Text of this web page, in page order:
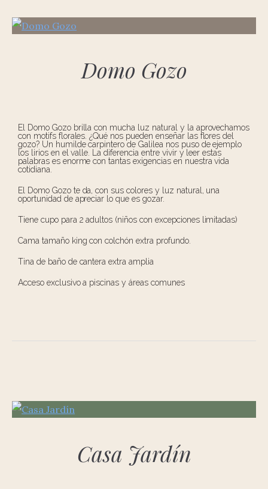
Domo Gozo
El Domo Gozo brilla con mucha luz natural y la aprovechamos
con motifs florales. ¿Qué nos pueden enseñar las flores del
gozo? Un humilde carpintero de Galilea nos puso de ejemplo
los lirios en el valle. La diferencia entre vivir y leer estas
palabras es enorme con tantas exigencias en nuestra vida
cotidiana.
El Domo Gozo te da, con sus colores y luz natural, una
oportunidad de apreciar lo que es gozar.
Tiene cupo para 2 adultos (niños con excepciones limitadas)
Cama tamaño king con colchón extra profundo.
Tina de baño de cantera extra amplia
Acceso exclusivo a piscinas y áreas comunes
Casa Jardín